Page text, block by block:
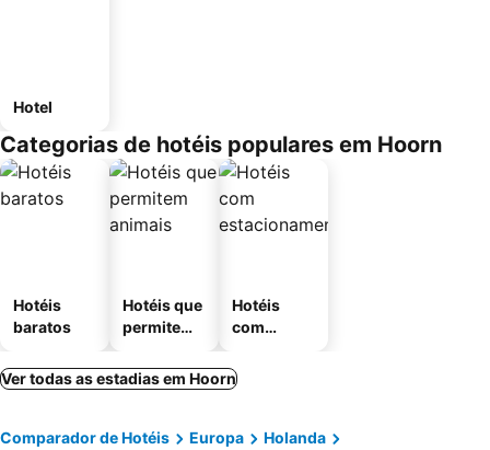
Hotel
Categorias de hotéis populares em Hoorn
Hotéis
baratos
Hotéis que
permitem
Hotéis
com
mento
Ver todas as estadias em Hoorn
Comparador de Hotéis Europa
Holanda